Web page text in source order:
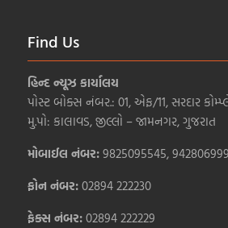
Find Us
હિન્દ ન્યૂઝ કાર્યાલય
પોસ્ટ બોક્સ નંબર.: 01, એફ/11, સરદાર
મુ.પો: કાલાવડ, જીલ્લો – જામનગર, ગુજરાત
મોબાઈલ નંબર:9825095545,
ફોન નંબર:02894 222230
ફેક્સ નંબર:02894 222229